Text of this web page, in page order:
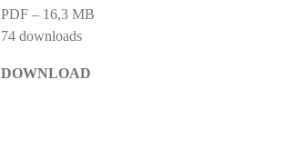
PDF – 16,3 MB
74 downloads
DOWNLOAD